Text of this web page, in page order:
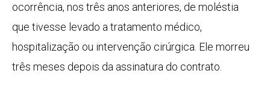
ocorrência, nos três anos anteriores, de moléstia
que tivesse levado a tratamento médico,
hospitalização ou intervenção cirúrgica. Ele morreu
três meses depois da assinatura do contrato.